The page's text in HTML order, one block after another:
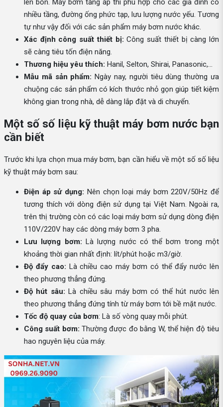
nhiều tầng, đường ống phức tạp, lưu lượng nước yếu. Tương
tự như vậy đối với các sản phẩm máy bơm nước khác.
Xác định công suất thiết bị: Công suất thiết bị càng lớn
sẽ càng tiêu tốn điện năng.
Thương hiệu yêu thích: Hanil, Selton, Shirai, Panasonic,...
Mẫu mã sản phẩm: Ngày nay, người tiêu dùng thường ưa
chuộng các sản phẩm có kích thước nhỏ gọn giúp tiết kiệm
không gian trong nhà, dễ dàng lắp đặt và di chuyển.
Một số số liệu kỹ thuật máy bơm nước bạn
cần biết
Trước khi lựa chọn mua máy bơm, bạn cần hiểu về một số số liệu
kỹ thuật máy bơm sau:
Điện áp sử dụng: Nên chọn loại máy bơm 220V/50Hz để
tương thích với dòng điện sử dụng tại Việt Nam. Ngoài ra,
trên thị trường còn có các loại máy bơm sử dụng dòng điện
110V/220V hay các dòng máy bơm 3 pha.
Lưu lượng bơm: Là lượng nước có thể bơm trong một
khoảng thời gian nhất định: lít/phút hoặc m3/giờ.
Độ đẩy cao: Là chiều cao máy bơm có thể đẩy nước lên
theo phương thẳng đứng.
Độ hút sâu: Là chiều sâu máy bơm có thể hút nước lên
theo phương thẳng đứng tính từ máy bơm tới bề mặt nước.
Tốc độ quay của bơm: Là số vòng quay mỗi phút.
Công suất bơm: Thường được đo bằng W, thể hiện độ tiêu
hao nguyên liệu của máy.